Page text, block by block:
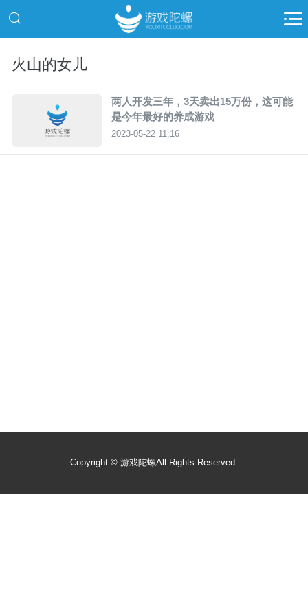
火山的女儿
两人开发三年，3天卖出15万份，这可能
是今年最好的养成游戏
2023-05-22 11:16
Copyright © 游戏陀螺All Rights Reserved.